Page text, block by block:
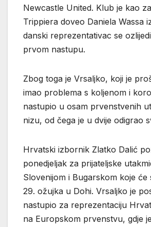
Newcastle United. Klub je kao
Trippiera doveo Daniela Wassa
danski reprezentativac se
prvom nastupu.
Zbog toga je Vrsaljko, koji je
imao problema s koljenom i
nastupio u osam prvenstvenih
nizu, od čega je u dvije odigrao
Hrvatski izbornik Zlatko Dalić
ponedjeljak za prijateljske
Slovenijom i Bugarskom koje će
29. ožujka u Dohi. Vrsaljko je
nastupio za reprezentaciju
na Europskom prvenstvu, gdje